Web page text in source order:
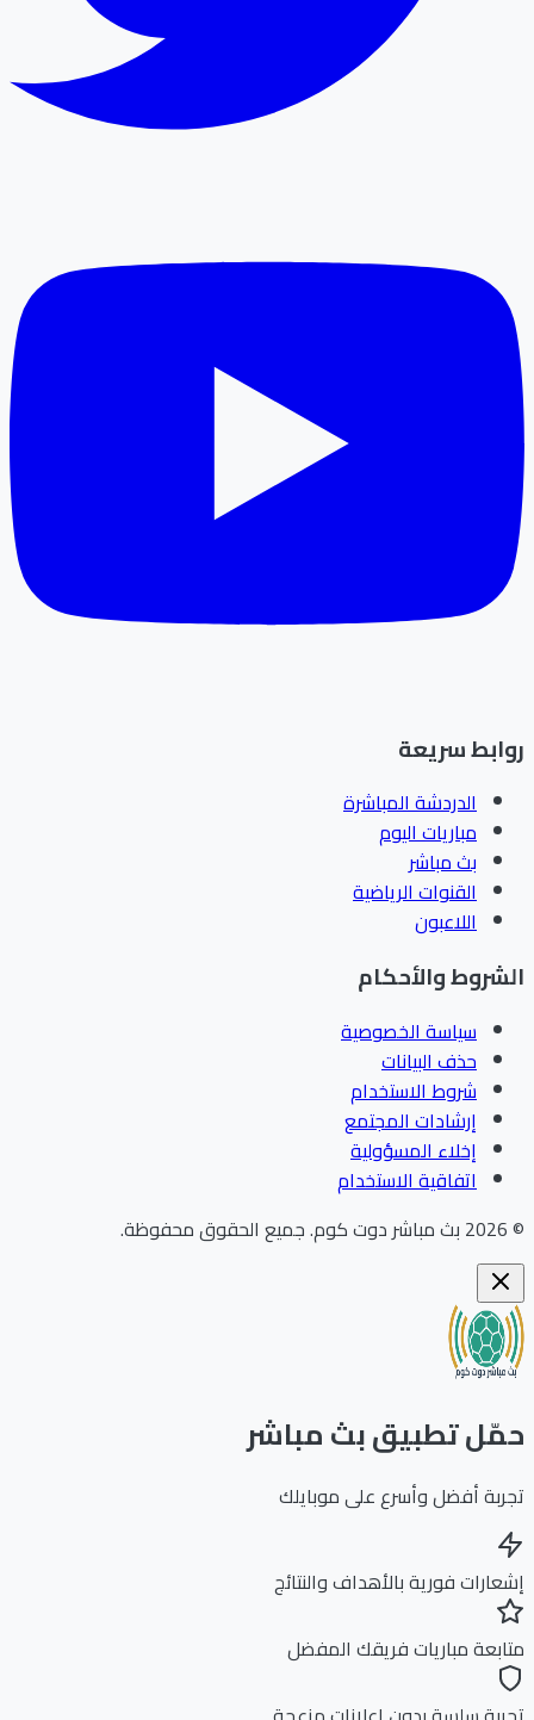
سريعة
الدردشة المباشرة
مباريات اليوم
بث مباشر
القنوات الرياضية
اللاعبون
والأحكام
سياسة الخصوصية
حذف البيانات
شروط الاستخدام
إرشادات المجتمع
إخلاء المسؤولية
اتفاقية الاستخدام
بث مباشر دوت كوم.جميع الحقوق محفوظة.
تطبيق بث مباشر
أفضل وأسرع على موبايلك
فورية بالأهداف والنتائج
مباريات فريقك المفضل